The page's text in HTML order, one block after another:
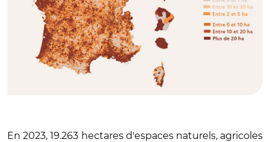
En 2023, 19.263 hectares d'espaces naturels, agricoles